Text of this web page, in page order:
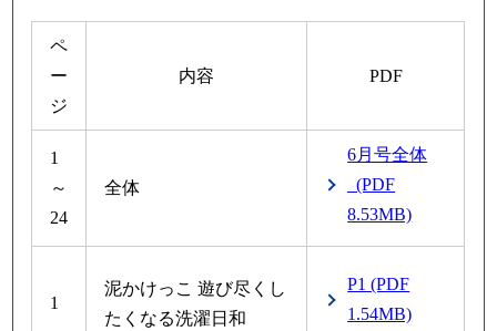
ペ
ー
ジ
内容 PDF
1
～
24
全体
6月号全体
_(PDF
8.53MB)
1
泥かけっこ 遊び尽くし
たくなる洗濯日和
P1 (PDF
1.54MB)